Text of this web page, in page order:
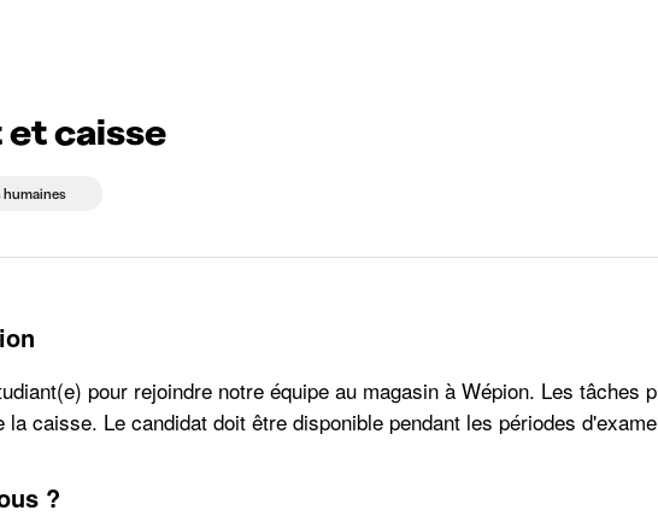
caisse
humaines
pour rejoindre notre équipe au magasin à Wépion. Les tâches
caisse. Le candidat doit être disponible pendant les périodes
?